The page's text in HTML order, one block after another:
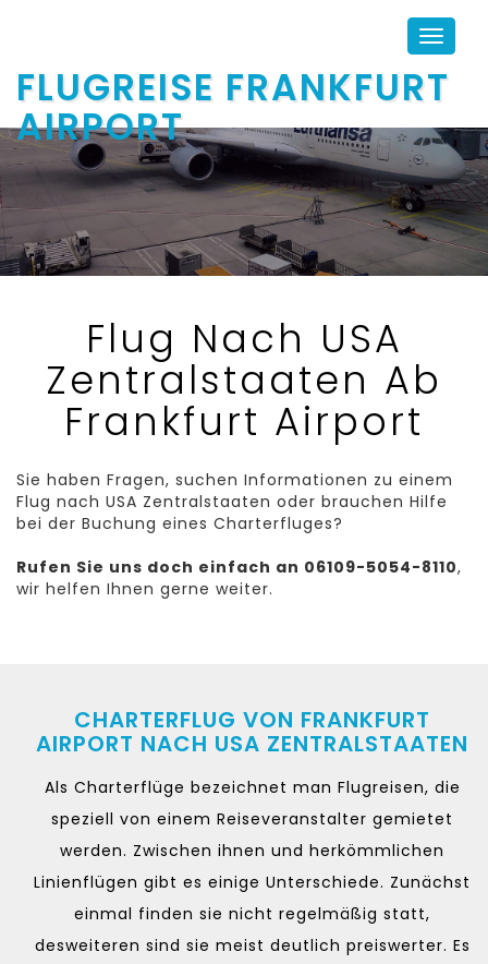
Toggle
FLUGREISE FRANKFURT
AIRPORT
Flug Nach USA
Zentralstaaten Ab
Frankfurt Airport
Sie haben Fragen, suchen Informationen zu einem
Flug nach USA Zentralstaaten oder brauchen Hilfe
bei der Buchung eines Charterfluges?
Rufen Sie uns doch einfach an 06109-5054-8110,
wir helfen Ihnen gerne weiter.
CHARTERFLUG VON FRANKFURT
AIRPORT NACH USA ZENTRALSTAATEN
Als Charterflüge bezeichnet man Flugreisen, die
speziell von einem Reiseveranstalter gemietet
werden. Zwischen ihnen und herkömmlichen
Linienflügen gibt es einige Unterschiede. Zunächst
einmal finden sie nicht regelmäßig statt,
desweiteren sind sie meist deutlich preiswerter. Es